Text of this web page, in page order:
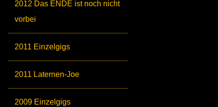
2012 Das ENDE ist noch nicht
vorbei
2011 Einzelgigs
2011 Laternen-Joe
2009 Einzelgigs